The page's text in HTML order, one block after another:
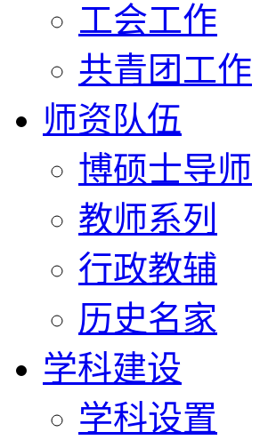
工会工作
共青团工作
师资队伍
博硕士导师
教师系列
行政教辅
历史名家
学科建设
学科设置